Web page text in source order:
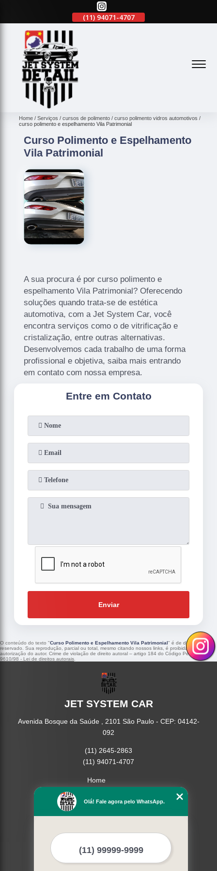
(11) 94071-4707 (11)
Home Serviços cursos de polimento
curso polimento vidros automotivos
curso polimento e espelhamento Vila Patrimonial
Curso Polimento e Espelhamento
Vila Patrimonial
A sua procura é por curso polimento e
espelhamento Vila Patrimonial? Oferecendo
soluções quando trata-se de estética
automotiva, com a Jet System Car, você
encontra serviços como o de vitrificação e
cristalização, entre outras alternativas.
Desenvolvemos cada trabalho de uma forma
profissional e objetiva, saiba mais entrando
em contato com nossa empresa.
Entre em Contato
Enviar
O conteúdo do texto "Curso Polimento e Espelhamento Vila Patrimonial" é de direito
reservado. Sua reprodução, parcial ou total, mesmo citando nossos links, é proibida sem a
autorização do autor. Crime de violação de direito autoral – artigo 184 do Código Penal –Lei
9610/98 - Lei de direitos autorais
JET SYSTEM CAR
Avenida Bosque da Saúde , 2101 São Paulo - CEP: 04142-
092
(11) 2645-2863
(11) 94071-4707
Home
Missão
Mapa do site
Mais Serviços
Olá! Fale agora pelo WhatsApp.